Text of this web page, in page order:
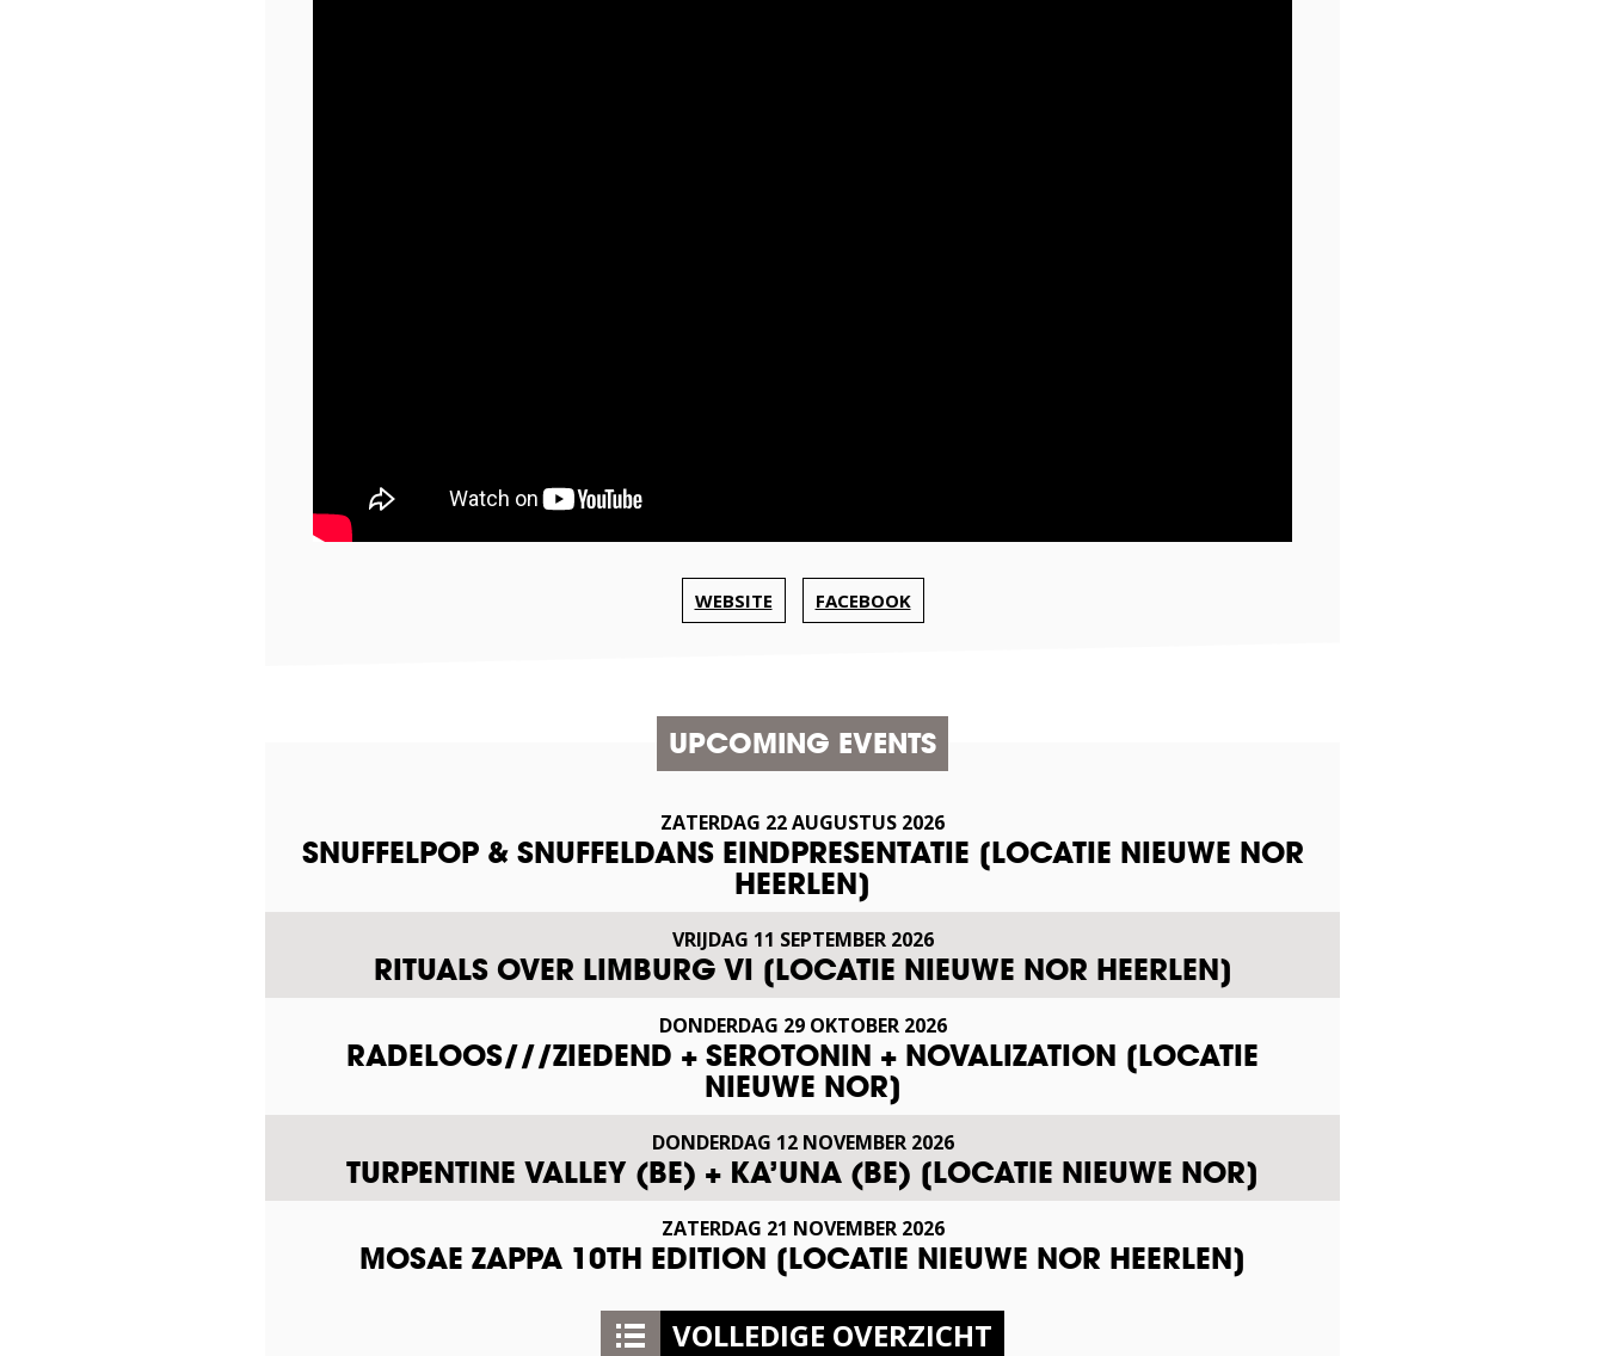
WEBSITE FACEBOOK
UPCOMING EVENTS
ZATERDAG 22AUGUSTUS 2026
SNUFFELPOP & SNUFFELDANS EINDPRESENTATIE [LOCATIE NIEUWE NOR
HEERLEN]
VRIJDAG 11 SEPTEMBER 2026
RITUALS OVER LIMBURG VI [LOCATIE NIEUWE NOR HEERLEN]
DONDERDAG 29 OKTOBER 2026
RADELOOS///ZIEDEND + SEROTONIN + NOVALIZATION [LOCATIE
NIEUWE NOR]
DONDERDAG 12 NOVEMBER 2026
TURPENTINE VALLEY (BE) + KA’UNA (BE) [LOCATIE NIEUWE NOR]
ZATERDAG 21 NOVEMBER 2026
MOSAE ZAPPA 10TH EDITION [LOCATIE NIEUWE NOR HEERLEN]
VOLLEDIGE OVERZICHT